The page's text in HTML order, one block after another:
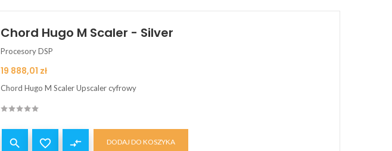
Chord Hugo M Scaler - Silver
Procesory DSP
Cena
19 888,01 zł
Chord Hugo M Scaler Upscaler cyfrowy
  compare_arrows DODAJ DO KOSZYKA